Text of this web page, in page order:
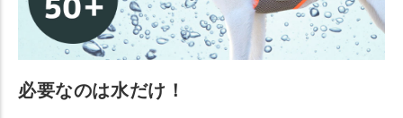
必要なのは水だけ！